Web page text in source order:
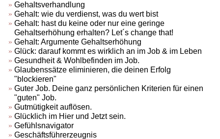
Gehaltsverhandlung
Gehalt: wie du verdienst, was du wert bist
Gehalt: hast du keine oder nur eine geringe
Gehaltserhöhung erhalten? Let´s change that!
Gehalt: Argumente Gehaltserhöhung
Glück: darauf kommt es wirklich an im Job & im Leben
Gesundheit & Wohlbefinden im Job.
Glaubenssätze eliminieren, die deinen Erfolg
"blockieren"
Guter Job. Deine ganz persönlichen Kriterien für einen
"guten" Job.
Gutmütigkeit auflösen.
Glücklich im Hier und Jetzt sein.
Gefühlsnavigator
Geschäftsführerzeugnis